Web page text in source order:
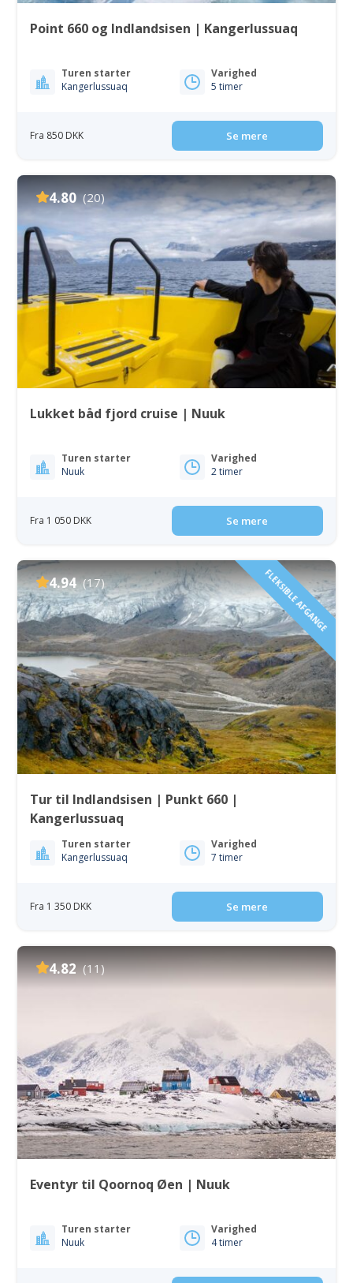
Point 660 og Indlandsisen | Kangerlussuaq
Turen starter
Kangerlussuaq
Varighed
5 timer
Fra 850 DKK Se mere
4.80 (20)
Lukket båd fjord cruise | Nuuk
Turen starter
Nuuk
Varighed
2 timer
Fra 1 050 DKK Se mere
4.94 (17) FLEKSIBLE AFGANGE
Tur til Indlandsisen | Punkt 660 |
Kangerlussuaq
Turen starter
Kangerlussuaq
Varighed
7 timer
Fra 1 350 DKK Se mere
4.82 (11)
Eventyr til Qoornoq Øen | Nuuk
Turen starter
Nuuk
Varighed
4 timer